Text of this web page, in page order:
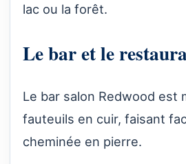
lac ou la forêt.
Le bar et le
Le bar salon Redwood est
fauteuils en cuir, faisant
cheminée en pierre.